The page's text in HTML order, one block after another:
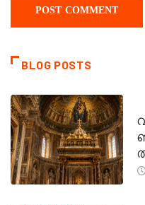
BLOG POSTS